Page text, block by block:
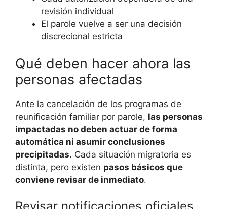
revisión individual
El parole vuelve a ser una decisión
discrecional estricta
Qué deben hacer ahora las
personas afectadas
Ante la cancelación de los programas de
reunificación familiar por parole, las personas
impactadas no deben actuar de forma
automática ni asumir conclusiones
precipitadas. Cada situación migratoria es
distinta, pero existen pasos básicos que
conviene revisar de inmediato.
Revisar notificaciones oficiales